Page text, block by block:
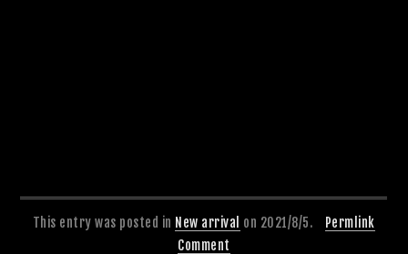
This entry was posted in New arrival on 2021/8/5.
Permlink
Comment